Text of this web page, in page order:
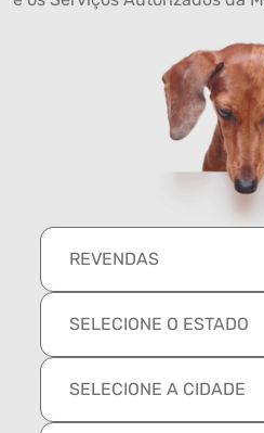
REVENDAS
SELECIONE O ESTADO
SELECIONE A CIDADE